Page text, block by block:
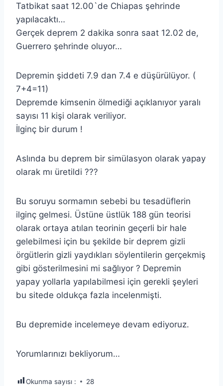
Tatbikat saat 12.00`de Chiapas şehrinde
yapılacaktı…
Gerçek deprem 2 dakika sonra saat 12.02 de,
Guerrero şehrinde oluyor…
Depremin şiddeti 7.9 dan 7.4 e düşürülüyor. (
7+4=11)
Depremde kimsenin ölmediği açıklanıyor yaralı
sayısı 11 kişi olarak veriliyor.
İlginç bir durum !
Aslında bu deprem bir simülasyon olarak yapay
olarak mı üretildi ???
Bu soruyu sormamın sebebi bu tesadüflerin
ilginç gelmesi. Üstüne üstlük 188 gün teorisi
olarak ortaya atılan teorinin geçerli bir hale
gelebilmesi için bu şekilde bir deprem gizli
örgütlerin gizli yaydıkları söylentilerin gerçekmiş
gibi gösterilmesini mi sağlıyor ? Depremin
yapay yollarla yapılabilmesi için gerekli şeyleri
bu sitede oldukça fazla incelenmişti.
Bu depremide incelemeye devam ediyoruz.
Yorumlarınızı bekliyorum…
Okunma sayısı : 28